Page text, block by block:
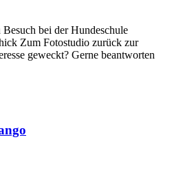
bei der Hundeschule
Zum Fotostudio zurück zur
geweckt? Gerne beantworten